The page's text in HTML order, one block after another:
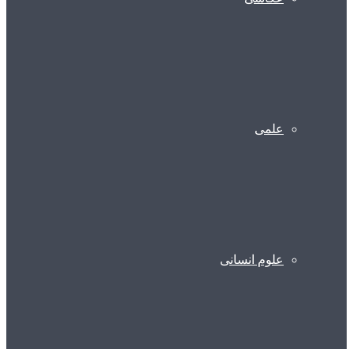
علمی
علوم انسانی